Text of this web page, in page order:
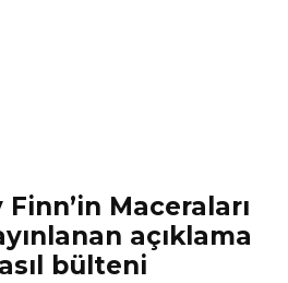
Maceraları
açıklama
bülteni